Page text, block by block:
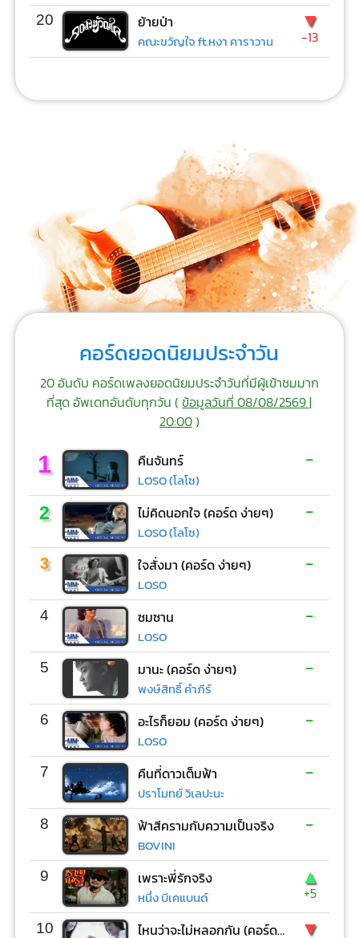
20 ย้ายป่า
คณะขวัญใจ ft.หงา คาราวาน
▼
-13
คอร์ดยอดนิยมประจำวัน
20 อันดับ คอร์ดเพลงยอดนิยมประจำวันที่มีผู้เข้าชมมาก
ที่สุด อัพเดทอันดับทุกวัน (ข้อมูลวันที่ 08/08/2569 |
20:00)
1 คืนจันทร์
LOSO (โลโซ)
-
2 ไม่คิดนอกใจ (คอร์ด ง่ายๆ)
LOSO (โลโซ)
-
3 ใจสั่งมา (คอร์ด ง่ายๆ)
LOSO
-
4 ซมซาน
LOSO
-
5 มานะ (คอร์ด ง่ายๆ)
พงษ์สิทธิ์ คำภีร์
-
6 อะไรก็ยอม (คอร์ด ง่ายๆ)
LOSO
-
7 คืนที่ดาวเต็มฟ้า
ปราโมทย์ วิเลปะนะ
-
8 ฟ้าสีครามกับความเป็นจริง
BOVINI
-
9 เพราะพี่รักจริง
หนึ่ง บีเคแบนด์
▲
+5
10 ไหนว่าจะไม่หลอกกัน (คอร์ด ง่ายๆ) ▼